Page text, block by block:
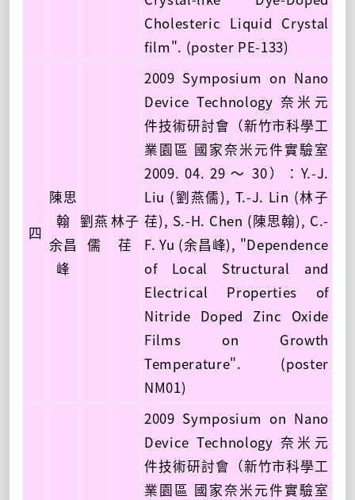
Cholesteric Liquid Crystal
film". (poster PE-133)
四
陳思
翰
余昌
峰
劉燕
儒
林子
荏
2009 Symposium on Nano
Device Technology 奈米元
件技術研討會（新竹市科學工
業園區 國家奈米元件實驗室
2009. 04. 29 ～ 30）：Y.-J.
Liu (劉燕儒), T.-J. Lin (林子
荏), S.-H. Chen (陳思翰), C.-
F. Yu (余昌峰), "Dependence
of Local Structural and
Electrical Properties of
Nitride Doped Zinc Oxide
Films on Growth
Temperature". (poster
NM01)
2009 Symposium on Nano
Device Technology 奈米元
件技術研討會（新竹市科學工
業園區 國家奈米元件實驗室